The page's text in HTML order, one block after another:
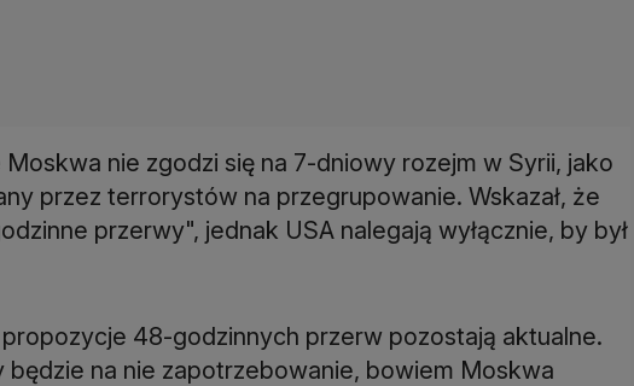
nie zgodzi się na 7-dniowy rozejm w Syrii, jako
przez terrorystów na przegrupowanie. Wskazał, że
przerwy", jednak USA nalegają wyłącznie, by był
propozycje 48-godzinnych przerw pozostają aktualne.
będzie na nie zapotrzebowanie, bowiem Moskwa